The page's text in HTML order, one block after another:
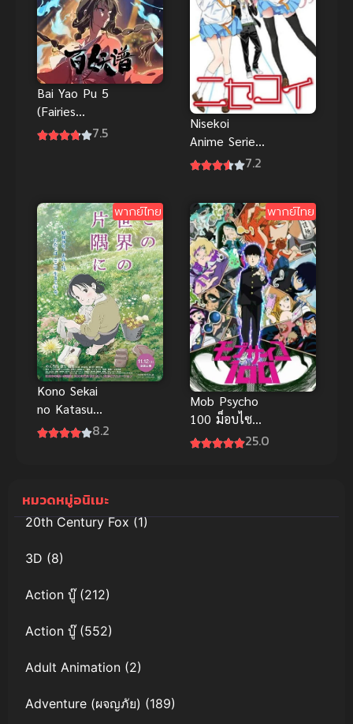
Bai Yao Pu 5
(Fairies
Albums 5)7.5
Nisekoi
Anime Series
รักลวงป่วนใจ
ซับไทย
7.2
พากย์ไทย
Kono Sekai
no Katasumi
ni (In This
โลกสวย พากย์
ไทย
8.2
พากย์ไทย
Mob Psycho
100 ม็อบไซโค
100 คน
25.0
หมวดหมู่อนิเมะ
20th Century Fox(1)
3D (8)
Action บู๊(212)
Action บู๊(552)
Adult Animation (2)
Adventure (ผจญภัย) (189)